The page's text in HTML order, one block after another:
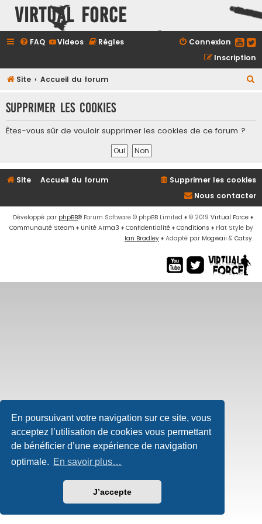
En poursuivant votre navigation sur ce site, vous
acceptez l’utilisation de cookies vous permettant
de bénéficier d’une expérience de navigation
optimale. En savoir plus…
J’accepte
Virtual Force
FAQ Videos Règles
Connexion
Inscription
Site Accueil du forum
h
c
h
Supprimer les cookies
Êtes-vous sûr de vouloir supprimer les cookies de ce forum ?
Site Accueil du forum
Supprimer les cookies
Nous contacter
Développé par phpBB® Forum Software © phpBB Limited ♦ © 2019 Virtual Force ♦
Communauté Steam ♦ Unité Arma3 ♦ Confidentialité ♦ Conditions ♦ Flat Style by
Ian Bradley ♦ Adapté par Mogwaii & Catsy.